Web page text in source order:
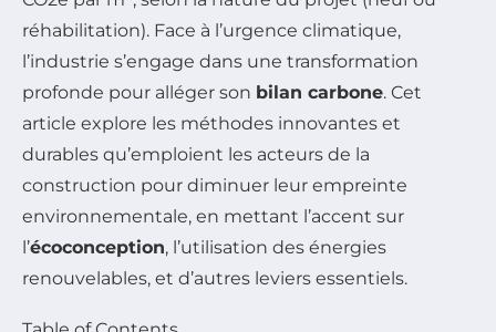
réhabilitation). Face à l’urgence climatique,
l’industrie s’engage dans une transformation
profonde pour alléger son bilan carbone. Cet
article explore les méthodes innovantes et
durables qu’emploient les acteurs de la
construction pour diminuer leur empreinte
environnementale, en mettant l’accent sur
l’écoconception, l’utilisation des énergies
renouvelables, et d’autres leviers essentiels.